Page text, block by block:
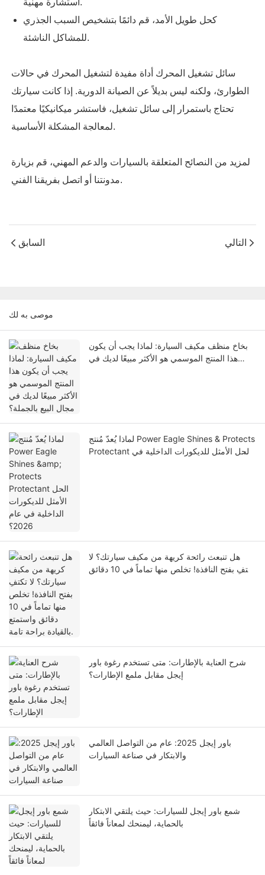
استشارة مهنية.
كحل طويل الأمد، قم دائمًا بتشخيص السبب الجذري
للمشاكل الناشئة.
سائل تشغيل المحرك أداة مفيدة لتشغيل المحرك في حالات
الطوارئ، ولكنه ليس بديلاً عن الصيانة الدورية. إذا كانت سيارتك
تحتاج باستمرار إلى سائل تشغيل، فاستشر ميكانيكيًا معتمدًا
لمعالجة المشكلة الأساسية.
لمزيد من النصائح المتعلقة بالسيارات والدعم المهني، قم بزيارة
مدونتنا أو اتصل بفريقنا الفني.
السابق التالي
موصى به لك
بخاخ منظف مكيف السيارة: لماذا يجب أن يكون
هذا المنتج الموسمي هو الأكثر مبيعًا لديك في
لماذا يُعدّ مُنتج Power Eagle Shines & Protects
Protectant الحل الأمثل للديكورات الداخلية في
هل تنبعث رائحة كريهة من مكيف سيارتك؟ لا
تكتفِ بفتح النافذة! تخلص منها تماماً في 10 دقائق
شرح العناية بالإطارات: متى تستخدم رغوة باور
إيجل مقابل ملمع الإطارات؟
باور إيجل 2025: عام من التواصل العالمي
والابتكار في صناعة السيارات
شمع باور إيجل للسيارات: حيث يلتقي الابتكار
بالحماية، ليمنحك لمعاناً فائقاً